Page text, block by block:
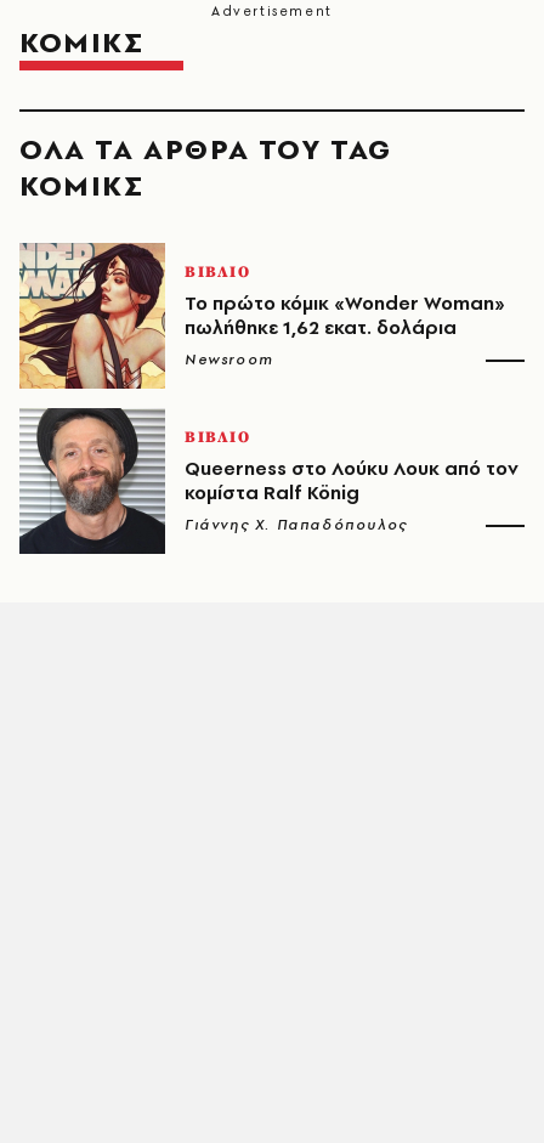
ΚΟΜΙΚΣ
ΟΛΑ ΤΑ ΑΡΘΡΑ ΤΟΥ TAG
ΚΟΜΙΚΣ
ΒΙΒΛΙΟ
Το πρώτο κόμικ «Wonder Woman»
πωλήθηκε 1,62 εκατ. δολάρια
Newsroom
ΒΙΒΛΙΟ
Queerness στο Λούκυ Λουκ από τον
κομίστα Ralf König
Γιάννης Χ. Παπαδόπουλος